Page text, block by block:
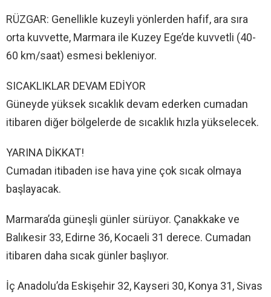
RÜZGAR: Genellikle kuzeyli yönlerden hafif, ara sıra
orta kuvvette, Marmara ile Kuzey Ege’de kuvvetli (40-
60 km/saat) esmesi bekleniyor.
SICAKLIKLAR DEVAM EDİYOR
Güneyde yüksek sıcaklık devam ederken cumadan
itibaren diğer bölgelerde de sıcaklık hızla yükselecek.
YARINA DİKKAT!
Cumadan itibaden ise hava yine çok sıcak olmaya
başlayacak.
Marmara’da güneşli günler sürüyor. Çanakkake ve
Balıkesir 33, Edirne 36, Kocaeli 31 derece. Cumadan
itibaren daha sıcak günler başlıyor.
İç Anadolu’da Eskişehir 32, Kayseri 30, Konya 31, Sivas